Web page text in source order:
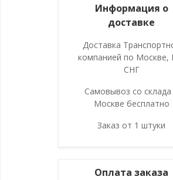
Информация о
доставке
Доставка
компанией по Москве,
СНГ
Самовывоз со склада
Москве бесплатно
Заказ от 1 штуки
Оплата заказа